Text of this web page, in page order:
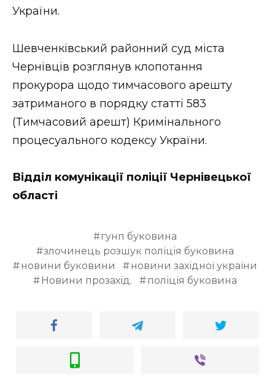
України.
Шевченківський районний суд міста
Чернівців розглянув клопотання
прокурора щодо тимчасового арешту
затриманого в порядку статті 583
(Тимчасовий арешт) Кримінального
процесуального кодексу України.
Відділ комунікації поліції Чернівецької
області
гунп буковина
злочинець розшук поліція буковина
новини буковини
новини західної україни
Новини прозахід.
поліція буковина